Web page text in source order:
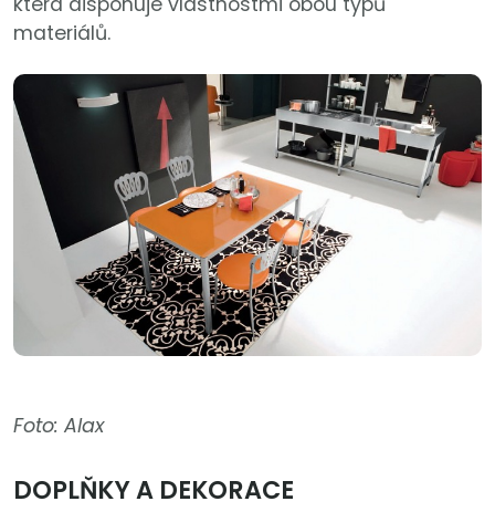
materiálů.
Foto: Alax
DOPLŇKY A DEKORACE